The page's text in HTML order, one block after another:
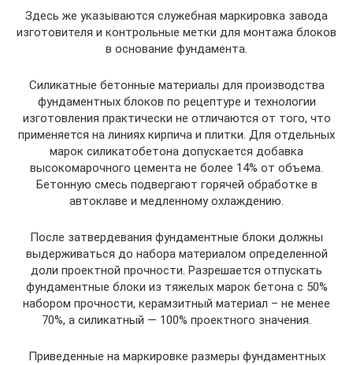
Здесь же указываются служебная маркировка завода
изготовителя и контрольные метки для монтажа блоков
в основание фундамента.
Силикатные бетонные материалы для производства
фундаментных блоков по рецептуре и технологии
изготовления практически не отличаются от того, что
применяется на линиях кирпича и плитки. Для отдельных
марок силикатобетона допускается добавка
высокомарочного цемента не более 14% от объема.
Бетонную смесь подвергают горячей обработке в
автоклаве и медленному охлаждению.
После затвердевания фундаментные блоки должны
выдерживаться до набора материалом определенной
доли проектной прочности. Разрешается отпускать
фундаментные блоки из тяжелых марок бетона с 50%
набором прочности, керамзитный материал – не менее
70%, а силикатный — 100% проектного значения.
Приведенные на маркировке размеры фундаментных